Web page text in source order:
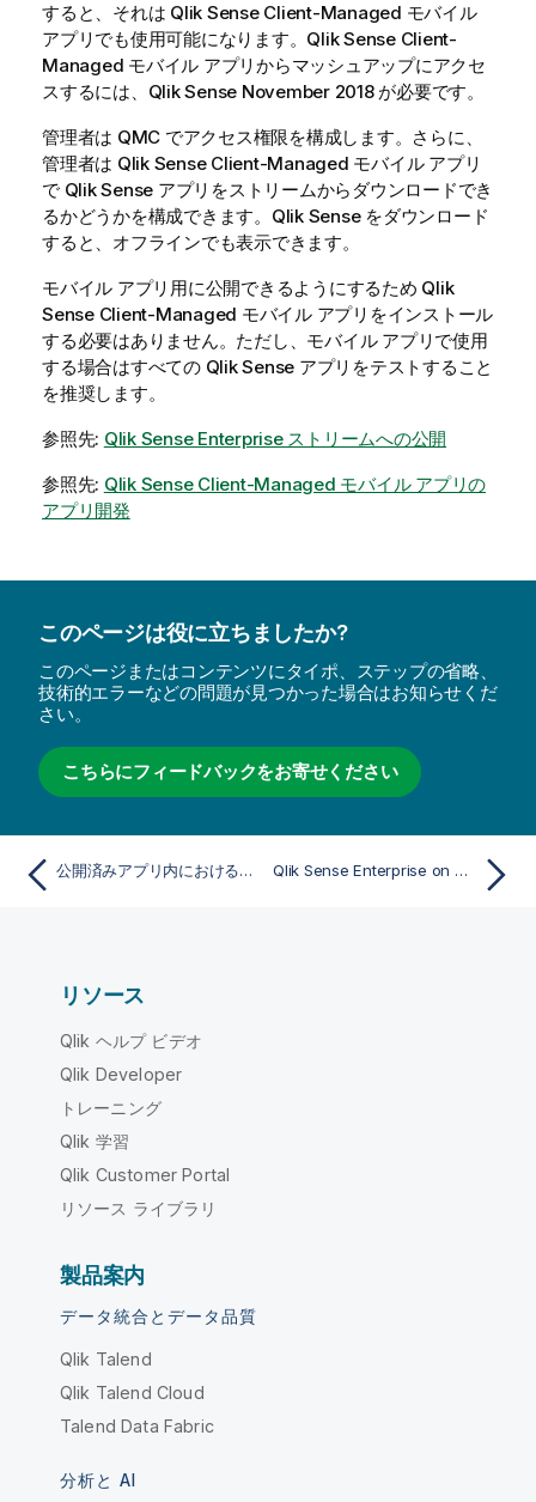
すると、それは Qlik Sense Client-Managed モバイル
アプリでも使用可能になります。 Qlik Sense Client-
Managed モバイル アプリからマッシュアップにアクセ
スするには、 Qlik Sense November 2018 が必要です。
管理者は QMC でアクセス権限を構成します。さらに、
管理者は Qlik Sense Client-Managed モバイルアプリ
で Qlik Sense アプリをストリームからダウンロードでき
るかどうかを構成できます。 Qlik Senseをダウンロード
すると、オフラインでも表示できます。
モバイル アプリ用に公開できるようにするため Qlik
Sense Client-Managed モバイルアプリをインストール
する必要はありません。ただし、モバイル アプリで使用
する場合はすべての Qlik Sense アプリをテストすること
を推奨します。
参照先: Qlik Sense Enterprise ストリームへの公開
参照先: Qlik Sense Client-Managed モバイル アプリの
アプリ開発
このページは役に立ちましたか?
このページまたはコンテンツにタイポ、ステップの省略、
技術的エラーなどの問題が見つかった場合はお知らせくだ
さい。
こちらにフィードバックをお寄せください
公開済みアプリ内におけるブックマークへのリンクのコピー Qlik Sense Enterprise on Windows から他のハブへの公開
リソース
Qlik ヘルプ ビデオ
Qlik Developer
トレーニング
Qlik 学習
Qlik Customer Portal
リソース ライブラリ
製品案内
データ統合とデータ品質
Qlik Talend
Qlik Talend Cloud
Talend Data Fabric
分析と AI